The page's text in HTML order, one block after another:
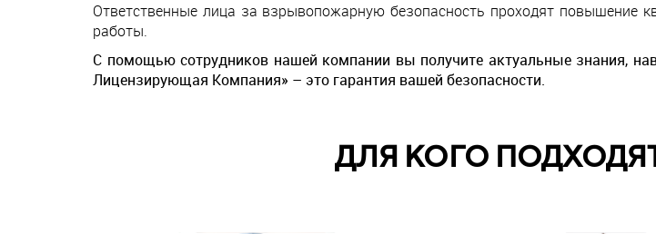
Ответственные лица за взрывопожарную безопасность проходят повышение
работы.
С помощью сотрудников нашей компании вы получите актуальные знания,
Лицензирующая Компания» – это гарантия вашей безопасности.
ДЛЯ КОГО